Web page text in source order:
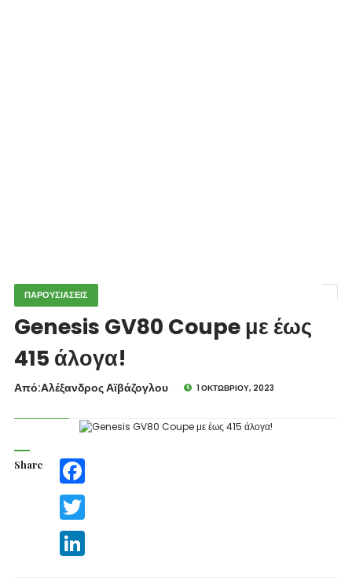
ΠΑΡΟΥΣΙΑΣΕΙΣ
Genesis GV80 Coupe με έως
415 άλογα!
Από:Aλέξανδρος Αϊβάζογλου 1 ΟΚΤΩΒΡΊΟΥ, 2023
Share Facebook
Twitter
LinkedIn